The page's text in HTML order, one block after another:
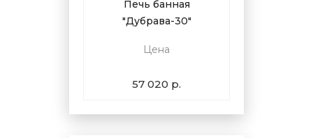
Печь банная
"Дубрава-30"
Цена
57 020 р.